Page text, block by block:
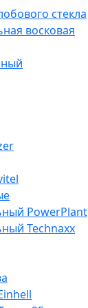
стекла
восковая
PowerPlant
Technaxx